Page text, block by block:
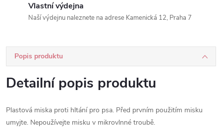
Vlastní výdejna
Naší výdejnu naleznete na adrese Kamenická 12, Praha 7
Popis produktu
Detailní popis produktu
Plastová miska proti hltání pro psa. Před prvním použitím misku
umyjte. Nepoužívejte misku v mikrovlnné troubě.